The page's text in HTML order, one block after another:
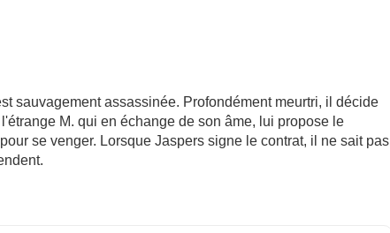
sauvagement assassinée. Profondément meurtri, il décide
M. qui en échange de son âme, lui propose le
se venger. Lorsque Jaspers signe le contrat, il ne sait pas